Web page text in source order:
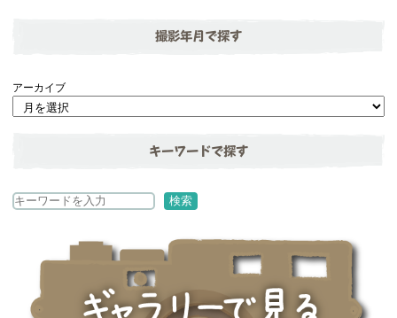
撮影年月で探す
アーカイブ
キーワードで探す
検
検索